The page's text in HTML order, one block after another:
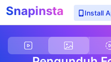
Snapinsta Install